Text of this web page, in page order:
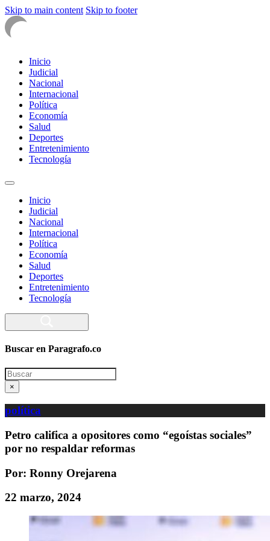
Skip to main content Skip to footer
Inicio
Judicial
Nacional
Internacional
Política
Economía
Salud
Deportes
Entretenimiento
Tecnología
Inicio
Judicial
Nacional
Internacional
Política
Economía
Salud
Deportes
Entretenimiento
Tecnología
Buscar en Paragrafo.co
Search
×
política
Petro califica a opositores como “egoístas sociales”
por no respaldar reformas
Por: Ronny Orejarena
22 marzo, 2024